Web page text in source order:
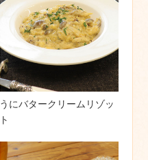
うにバタークリームリゾッ
ト